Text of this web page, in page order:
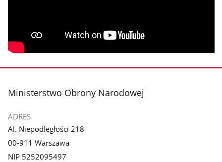
stopka
Ministerstwo Obrony Narodowej
ADRES
Al. Niepodległości 218
00-911 Warszawa
NIP 5252095497